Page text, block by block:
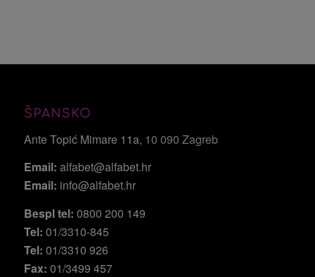
ŠPANSKO
Ante Topić Mimare 11a, 10 090 Zagreb
Email: alfabet@alfabet.hr
Email: info@alfabet.hr
Bespl tel: 0800 200 149
Tel: 01/3310-845
Tel: 01/3310 926
Fax: 01/3499 457